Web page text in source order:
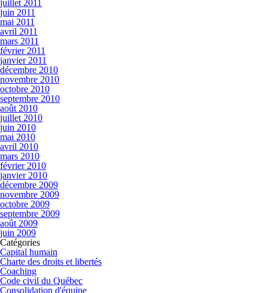
juillet 2011
juin 2011
mai 2011
avril 2011
mars 2011
février 2011
janvier 2011
décembre 2010
novembre 2010
octobre 2010
septembre 2010
août 2010
juillet 2010
juin 2010
mai 2010
avril 2010
mars 2010
février 2010
janvier 2010
décembre 2009
novembre 2009
octobre 2009
septembre 2009
août 2009
juin 2009
Catégories
Capital humain
Charte des droits et libertés
Coaching
Code civil du Québec
Consolidation d'équipe